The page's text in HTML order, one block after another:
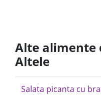
Alte alimente
Altele
Salata picanta cu